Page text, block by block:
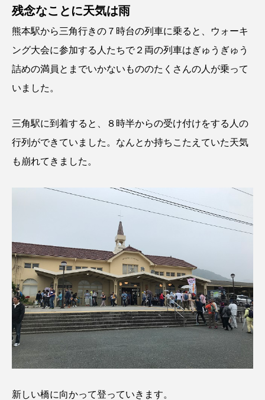
残念なことに天気は雨
熊本駅から三角行きの７時台の列車に乗ると、ウォーキ
ング大会に参加する人たちで２両の列車はぎゅうぎゅう
詰めの満員とまでいかないもののたくさんの人が乗って
いました。
三角駅に到着すると、８時半からの受け付けをする人の
行列ができていました。なんとか持ちこたえていた天気
も崩れてきました。
新しい橋に向かって登っていきます。